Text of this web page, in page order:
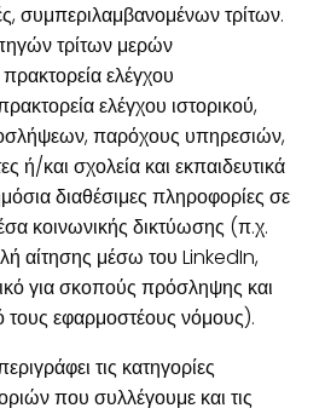
συμπεριλαμβανομένων τρίτων.
τρίτων μερών
ελέγχου
ελέγχου ιστορικού,
παρόχους υπηρεσιών,
ή/και σχολεία και εκπαιδευτικά
διαθέσιμες πληροφορίες σε
κοινωνικής δικτύωσης (π.χ.
αίτησης μέσω του LinkedIn,
για σκοπούς πρόσληψης και
τους εφαρμοστέους νόμους).
τις κατηγορίες
που συλλέγουμε και τις